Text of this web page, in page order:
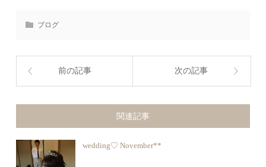
ブログ
前の記事 次の記事
関連記事
wedding♡ November**